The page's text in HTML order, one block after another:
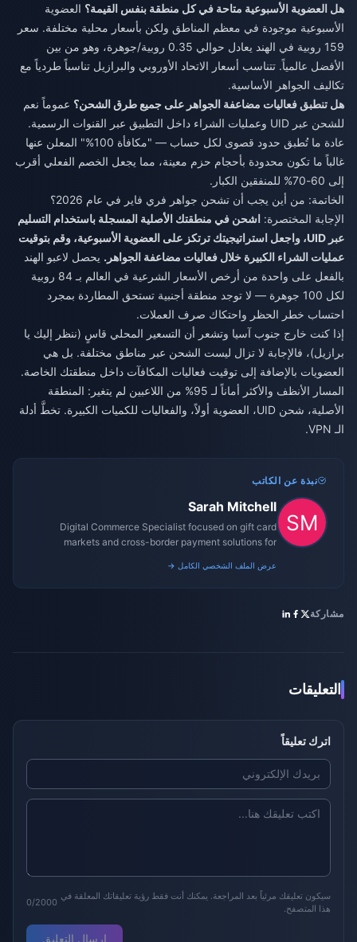
هل العضوية الأسبوعية متاحة في كل منطقة بنفس القيمة؟ العضوية
الأسبوعية موجودة في معظم المناطق ولكن بأسعار محلية مختلفة. سعر
159 روبية في الهند يعادل حوالي 0.35 روبية/جوهرة، وهو من بين
الأفضل عالمياً. تتناسب أسعار الاتحاد الأوروبي والبرازيل تناسباً طردياً مع
تكاليف الجواهر الأساسية.
هل تنطبق فعاليات مضاعفة الجواهر على جميع طرق الشحن؟ عموماً نعم
للشحن عبر UID وعمليات الشراء داخل التطبيق عبر القنوات الرسمية.
عادة ما تُطبق حدود قصوى لكل حساب — "مكافأة 100%" المعلن عنها
غالباً ما تكون محدودة بأحجام حزم معينة، مما يجعل الخصم الفعلي أقرب
إلى 60-70% للمنفقين الكبار.
الخاتمة: من أين يجب أن تشحن جواهر فري فاير في عام 2026؟
الإجابة المختصرة: اشحن في منطقتك الأصلية المسجلة باستخدام التسليم
عبر UID، واجعل استراتيجيتك ترتكز على العضوية الأسبوعية، وقم بتوقيت
عمليات الشراء الكبيرة خلال فعاليات مضاعفة الجواهر. يحصل لاعبو الهند
بالفعل على واحدة من أرخص الأسعار الشرعية في العالم بـ 84 روبية
لكل 100 جوهرة — لا توجد منطقة أجنبية تستحق المطاردة بمجرد
احتساب خطر الحظر واحتكاك صرف العملات.
إذا كنت خارج جنوب آسيا وتشعر أن التسعير المحلي قاسٍ (ننظر إليك يا
برازيل)، فالإجابة لا تزال ليست الشحن عبر مناطق مختلفة. بل هي
العضويات بالإضافة إلى توقيت فعاليات المكافآت داخل منطقتك الخاصة.
المسار الأنظف والأكثر أماناً لـ 95% من اللاعبين لم يتغير: المنطقة
الأصلية، شحن UID، العضوية أولاً، والفعاليات للكميات الكبيرة. تخطَّ أدلة
الـ VPN.
نبذة عن الكاتب
Sarah Mitchell
Digital Commerce Specialist focused on gift card
markets and cross-border payment solutions for
عرض الملف الشخصي الكامل →
مشاركة
التعليقات
اترك تعليقاً
سيكون تعليقك مرئياً بعد المراجعة. يمكنك أنت فقط رؤية تعليقاتك المعلقة في
هذا المتصفح.
0/2000
إرسال التعليق